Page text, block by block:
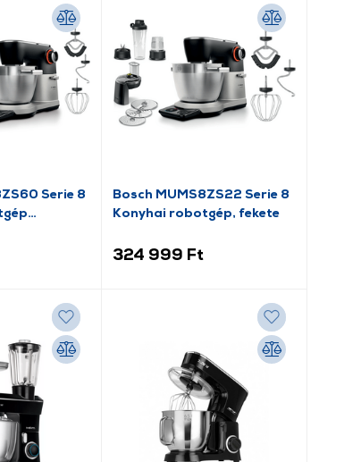
Serie 8
Bosch MUMS8ZS22 Serie 8
Konyhai robotgép, fekete
324 999 Ft